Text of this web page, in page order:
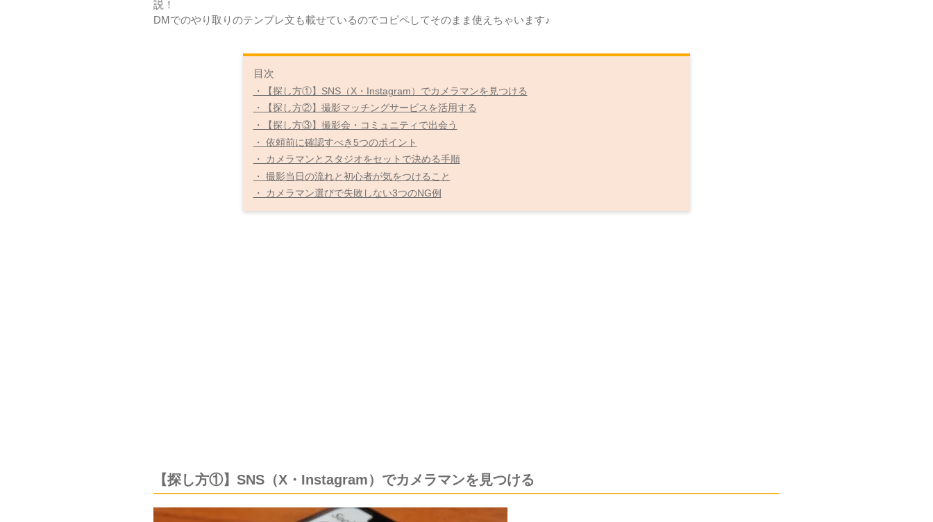
説！
DMでのやり取りのテンプレ文も載せているのでコピペしてそのまま使えちゃいます♪
目次
・【探し方①】SNS（X・Instagram）でカメラマンを見つける
・【探し方②】撮影マッチングサービスを活用する
・【探し方③】撮影会・コミュニティで出会う
・ 依頼前に確認すべき5つのポイント
・ カメラマンとスタジオをセットで決める手順
・ 撮影当日の流れと初心者が気をつけること
・ カメラマン選びで失敗しない3つのNG例
【探し方①】SNS（X・Instagram）でカメラマンを見つける